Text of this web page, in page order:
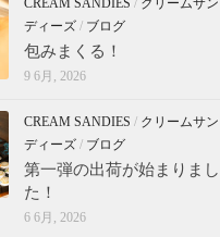
ディーズ / ブログ
包みまくる！
9 6月, 2026
CREAM SANDIES / クリームサン
ディーズ / ブログ
第一弾の出荷が始まりまし
た！
6 6月, 2026